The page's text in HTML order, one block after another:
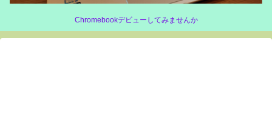
Chromebookデビューしてみませんか